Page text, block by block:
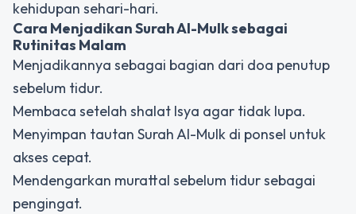
kehidupan sehari-hari.
Cara MenjadikanSurah Al-Mulksebagai
Rutinitas Malam
Menjadikannya sebagai bagian dari doa penutup
sebelum tidur.
Membaca setelah shalat Isya agar tidak lupa.
Menyimpan tautan Surah Al-Mulk di ponsel untuk
akses cepat.
Mendengarkan murattal sebelum tidur sebagai
pengingat.